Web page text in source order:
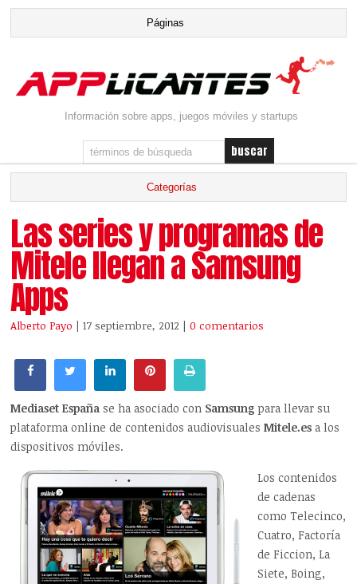
Información sobre apps, juegos móviles y startups
Las series y programas de
Mitele llegan a Samsung
Apps
Alberto Payo | 17 septiembre, 2012 |0 comentarios
Mediaset España se ha asociado con Samsung para llevar su
plataforma online de contenidos audiovisualesMitele.es a los
dispositivos móviles.
Los contenidos
de cadenas
como Telecinco,
Cuatro, Factoría
de Ficcion, La
Siete, Boing,